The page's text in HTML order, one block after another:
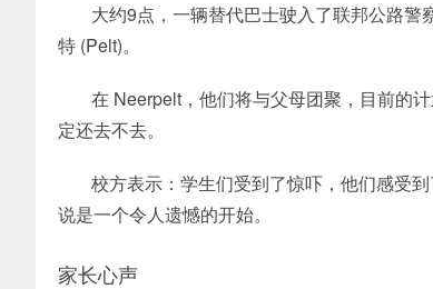
大约9点，一辆替代巴士驶入了联邦公路
特 (Pelt)。
在 Neerpelt，他们将与父母团聚，目前的
定还去不去。
校方表示：学生们受到了惊吓，他们感受
说是一个令人遗憾的开始。
家长心声